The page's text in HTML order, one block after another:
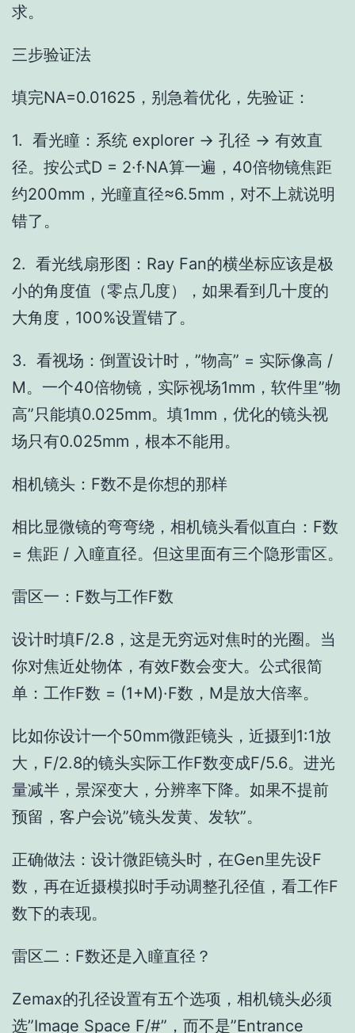
求。
三步验证法
填完NA=0.01625，别急着优化，先验证：
1. 看光瞳：系统 explorer → 孔径 → 有效直
径。按公式D = 2·f·NA算一遍，40倍物镜焦距
约200mm，光瞳直径≈6.5mm，对不上就说明
错了。
2. 看光线扇形图：Ray Fan的横坐标应该是极
小的角度值（零点几度），如果看到几十度的
大角度，100%设置错了。
3. 看视场：倒置设计时，”物高” = 实际像高 /
M。一个40倍物镜，实际视场1mm，软件里”物
高”只能填0.025mm。填1mm，优化的镜头视
场只有0.025mm，根本不能用。
相机镜头：F数不是你想的那样
相比显微镜的弯弯绕，相机镜头看似直白：F数
= 焦距 / 入瞳直径。但这里面有三个隐形雷区。
雷区一：F数与工作F数
设计时填F/2.8，这是无穷远对焦时的光圈。当
你对焦近处物体，有效F数会变大。公式很简
单：工作F数 = (1+M)·F数，M是放大倍率。
比如你设计一个50mm微距镜头，近摄到1:1放
大，F/2.8的镜头实际工作F数变成F/5.6。进光
量减半，景深变大，分辨率下降。如果不提前
预留，客户会说”镜头发黄、发软”。
正确做法：设计微距镜头时，在Gen里先设F
数，再在近摄模拟时手动调整孔径值，看工作F
数下的表现。
雷区二：F数还是入瞳直径？
Zemax的孔径设置有五个选项，相机镜头必须
选”Image Space F/#”，而不是”Entrance